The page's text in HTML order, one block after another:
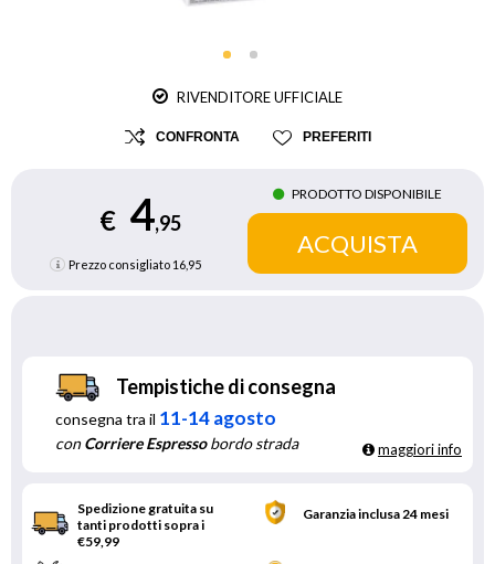
RIVENDITORE UFFICIALE
CONFRONTA PREFERITI
€ 4,95
Prezzo consigliato 16,95
PRODOTTO DISPONIBILE
Tempistiche di consegna
consegna tra il 11-14 agosto
conCorriere Espressobordo strada maggiori info
Spedizione gratuita su
tanti prodotti sopra i
€59,99
Garanzia inclusa 24 mesi